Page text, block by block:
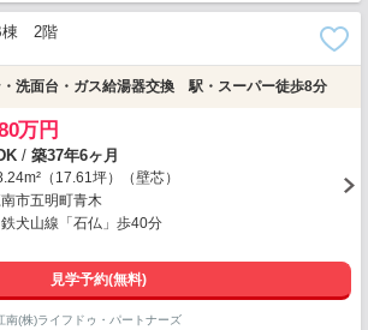
棟 2階
・洗面台・ガス給湯器交換 駅・スーパー徒歩8分
万円
/ 築37年6ヶ月
（17.61坪）（壁芯）
市五明町青木
犬山線「石仏」歩40分
見学予約(無料)
南(株)ライフドゥ・パートナーズ